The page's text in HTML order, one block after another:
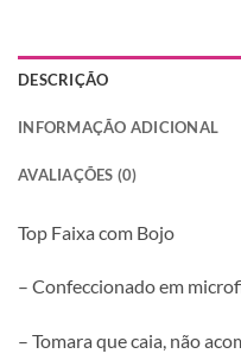
DESCRIÇÃO
INFORMAÇÃO ADICIONAL
AVALIAÇÕES (0)
Top Faixa com Bojo
– Confeccionado em
– Tomara que caia, não